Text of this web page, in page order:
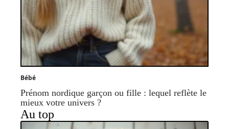
Bébé
Prénom nordique garçon ou fille : lequel reflète le
mieux votre univers ?
Au top